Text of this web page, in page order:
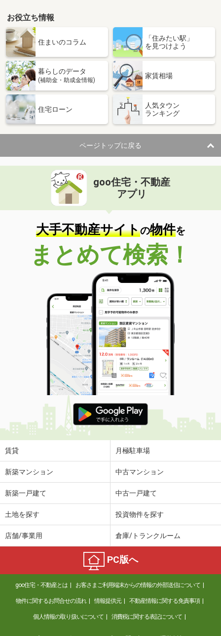
お役立ち情報
住まいのコラム
「住みたい駅」
を見つけよう
暮らしのデータ
(補助金・助成金情報)
家賃相場
住宅ローン
人気タウン
ランキング
ページトップに戻る
goo住宅・不動産
アプリ
大手不動産サイトの物件を
まとめて検索！
賃貸 月極駐車場
新築マンション 中古マンション
新築一戸建て 中古一戸建て
土地を探す 投資物件を探す
店舗/事業用 倉庫/トランクルーム
PC版へ
goo住宅・不動産とは お客さまご利用端末からの情報の外部送信について
物件に関するお問合せの流れ 情報提供元 不動産情報に関する免責事項
個人情報の取り扱いについて 消費税に関する表記について